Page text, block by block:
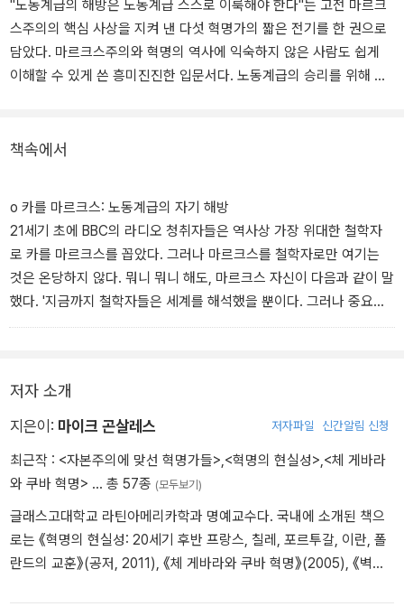
"노동계급의 해방은 노동계급 스스로 이룩해야 한다"는 고전 마르크
스주의의 핵심 사상을 지켜 낸 다섯 혁명가의 짧은 전기를 한 권으로
담았다. 마르크스주의와 혁명의 역사에 익숙하지 않은 사람도 쉽게
이해할 수 있게 쓴 흥미진진한 입문서다. 노동계급의 승리를 위해 싸
다")을 견지하고 계승한 대표적 인물들이다. 이들은 훌륭한 대통령?
국회의원이나 강력한 지도자가 노동자를 대신해 변화를 선사할 수 있
다는 사상, 즉 위로부터의 사회주의에 맞서 '아래로부터의 사회주의'
전통을 지켜 냈다. 자본주의가 또다시 심각한 경제 위기에 빠져 그 고
통을 노동자들에게 전가하려 하는 오늘날, 우리는 이들로부터 많은
것을 배울 수 있다.
책속에서
o 카를 마르크스: 노동계급의 자기 해방
21세기 초에 BBC의 라디오 청취자들은 역사상 가장 위대한 철학자
로 카를 마르크스를 꼽았다. 그러나 마르크스를 철학자로만 여기는
것은 온당하지 않다. 뭐니 뭐니 해도, 마르크스 자신이 다음과 같이 말
했다. '지금까지 철학자들은 세계를 해석했을 뿐이다. 그러나 중요한
것은 세계를 변화시키는 것이다.' 이 유명한 말은 마르크스 자신의 발
독일 슐레지엔 직공들의 투쟁을 보며 마르크스는 노동자들이 어떻게
체제에 맞서 싸울 수 있는지 분명히 깨달았다. … 청년 헤겔주의자들
들이 아직 '충분히 의식적'이지 않다는 이유로 그들의 파업을 경멸했
다. 마르크스는 청년 헤겔주의자들을 비웃으며 인간은 세계를 변화시
키는 과정에서 자신의 사상도 변화시킨다고 반박했다. 그는 역사적
과정이 '개인의 변화와 환경의 변화가 동시에 일어나는' 과정이라고
말했다. '의식이 존재를 결정하는 것이 아니라 존재가 의식을 결정한
철학(사상을 통해 세계를 파악하는 것)은 이제 혁명적 실천으로 대체
저자 소개
지은이: 마이크 곤살레스 저자파일 신간알림 신청
최근작 : <자본주의에 맞선 혁명가들> <혁명의 현실성> <체 게바라
와 쿠바 혁명> … 총 57종 (모두보기)
글래스고대학교 라틴아메리카학과 명예교수다. 국내에 소개된 책으
로는 《혁명의 현실성: 20세기 후반 프랑스, 칠레, 포르투갈, 이란, 폴
란드의 교훈》(공저, 2011), 《체 게바라와 쿠바 혁명》(2005), 《벽을